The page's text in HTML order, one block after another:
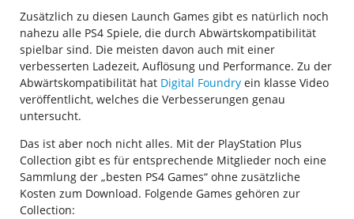
Zusätzlich zu diesen Launch Games gibt es natürlich noch
nahezu alle PS4 Spiele, die durch Abwärtskompatibilität
spielbar sind. Die meisten davon auch mit einer
verbesserten Ladezeit, Auflösung und Performance. Zu der
Abwärtskompatibilität hat Digital Foundry ein klasse Video
veröffentlicht, welches die Verbesserungen genau
untersucht.
Das ist aber noch nicht alles. Mit der PlayStation Plus
Collection gibt es für entsprechende Mitglieder noch eine
Sammlung der „besten PS4 Games“ ohne zusätzliche
Kosten zum Download. Folgende Games gehören zur
Collection: